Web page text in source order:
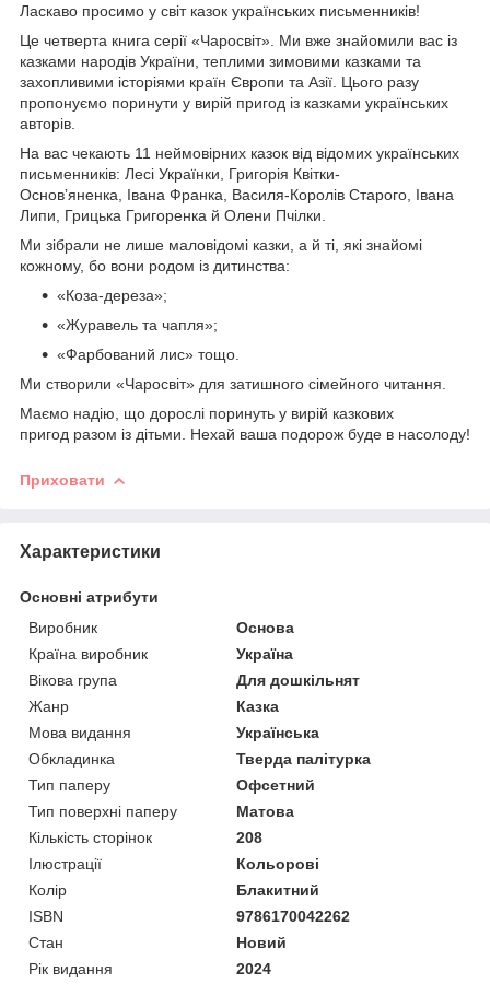
Ласкаво просимо у світ казок українських письменників!
Це четверта книга серії «Чаросвіт». Ми вже знайомили вас із
казками народів України, теплими зимовими казками та
захопливими історіями країн Європи та Азії. Цього разу
пропонуємо поринути у вирій пригод із казками українських
авторів.
На вас чекають 11 неймовірних казок від відомих українських
письменників: Лесі Українки, Григорія Квітки-
Основʼяненка, Івана Франка, Василя-Королів Старого, Івана
Липи, Грицька Григоренка й Олени Пчілки.
Ми зібрали не лише маловідомі казки, а й ті, які знайомі
кожному, бо вони родом із дитинства:
«Коза-дереза»;
«Журавель та чапля»;
«Фарбований лис» тощо.
Ми створили «Чаросвіт» для затишного сімейного читання.
Маємо надію, що дорослі поринуть у вирій казкових
пригод разом із дітьми. Нехай ваша подорож буде в насолоду!
Приховати
Характеристики
Основні атрибути
Виробник
Основа
Країна виробник
Україна
Вікова група
Для дошкільнят
Жанр
Казка
Мова видання
Українська
Обкладинка
Тверда палітурка
Тип паперу
Офсетний
Тип поверхні паперу
Матова
Кількість сторінок
208
Ілюстрації
Кольорові
Колір
Блакитний
ISBN
9786170042262
Стан
Новий
Рік видання
2024